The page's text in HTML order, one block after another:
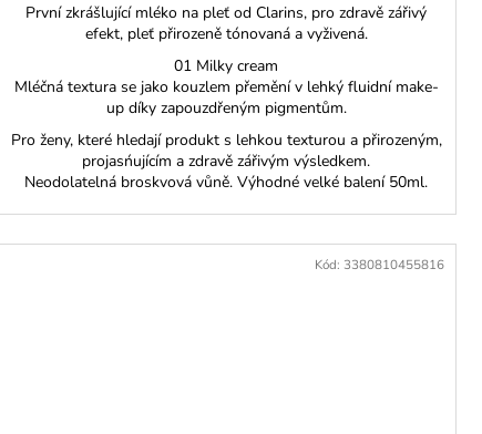
První zkrášlující mléko na pleť od Clarins, pro zdravě zářivý
efekt, pleť přirozeně tónovaná a vyživená.
01 Milky cream
Mléčná textura se jako kouzlem přemění v lehký fluidní make-
up díky zapouzdřeným pigmentům.
Pro ženy, které hledají produkt s lehkou texturou a přirozeným,
projasńujícím a zdravě zářivým výsledkem.
Neodolatelná broskvová vůně. Výhodné velké balení 50ml.
Kód: 3380810455816